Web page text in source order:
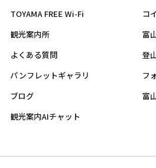
TOYAMA FREE Wi-Fi
コ
観光案内所
富
よくある質問
登
パンフレットギャラリ
フ
ブログ
富
観光案内AIチャット